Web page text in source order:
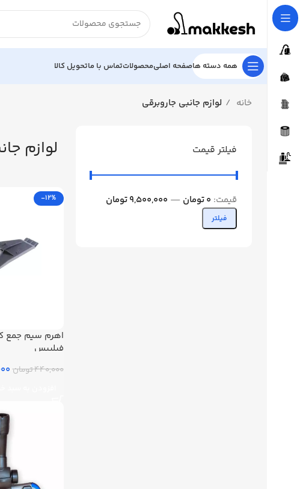
همه دسته هاصفحه اصلیمحصولاتتماس با ماتحویل کالا
خانه لوازم جانبی جاروبرقی
فیلتر قیمت
فیلتر
قیمت: 0 تومان — 9,500,000 تومان
لوازم
-12%
اهرم سیم جمع
فیلیپس
440,000 تومان